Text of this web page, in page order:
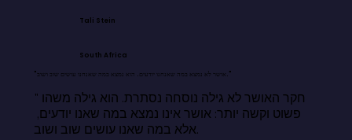
Tali Stein
South Africa
"אושר לא נמצא במה שאנחנו יודעים. הוא נמצא במה שאנחנו עושים שוב ושוב."
"חקר האושר לא גילה נוסחה נסתרת. הוא גילה משהו
אלא במה שאנו עושים שוב ושוב.